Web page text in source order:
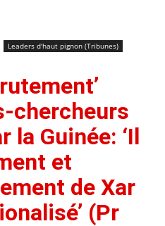
Leaders d'haut pignon (Tribunes)
chercheurs
la Guinée: ‘Il
et
de Xar
(Pr